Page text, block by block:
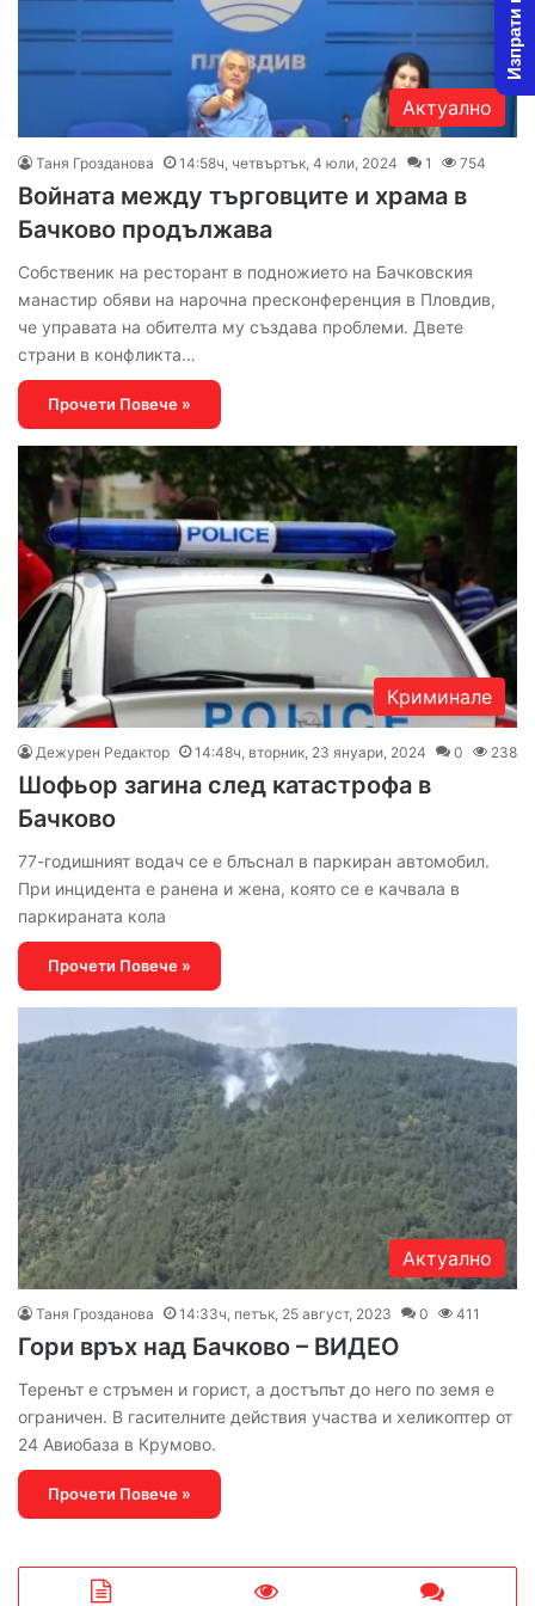
Актуално
Таня Грозданова 14:58ч, четвъртък, 4 юли, 2024 1 754
Войната между търговците и храма в
Бачково продължава
Собственик на ресторант в подножието на Бачковския
манастир обяви на нарочна пресконференция в Пловдив,
че управата на обителта му създава проблеми. Двете
страни в конфликта…
Прочети Повече »
Криминале
Дежурен Редактор 14:48ч, вторник, 23 януари, 2024 0 238
Шофьор загина след катастрофа в
Бачково
77-годишният водач се е блъснал в паркиран автомобил.
При инцидента е ранена и жена, която се е качвала в
паркираната кола
Прочети Повече »
Актуално
Таня Грозданова 14:33ч, петък, 25 август, 2023 0 411
Гори връх над Бачково – ВИДЕО
Теренът е стръмен и горист, а достъпът до него по земя е
ограничен. В гасителните действия участва и хеликоптер от
24 Авиобаза в Крумово.
Прочети Повече »